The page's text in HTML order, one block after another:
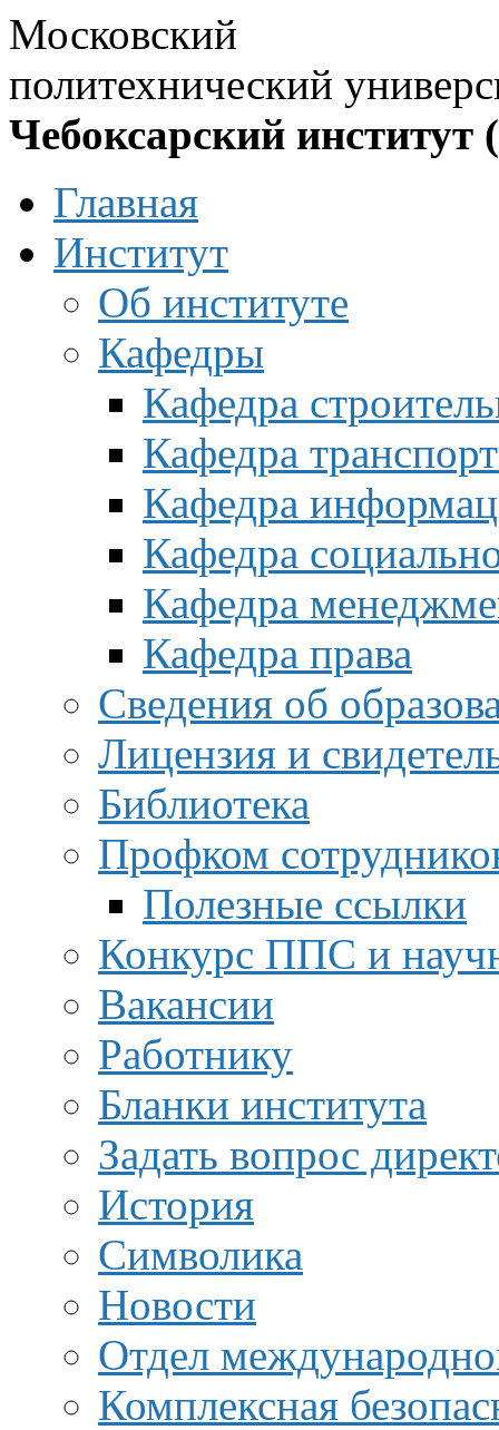
Московский
политехнический
Чебоксарский институт
Главная
Институт
Об институте
Кафедры
Кафедра
Кафедра
Кафедра
Кафедра
Кафедра
Кафедра права
Сведения об
Лицензия и
Библиотека
Профком
Полезные ссылки
Конкурс ППС и
Вакансии
Работнику
Бланки института
Задать вопрос
История
Символика
Новости
Отдел
Комплексная